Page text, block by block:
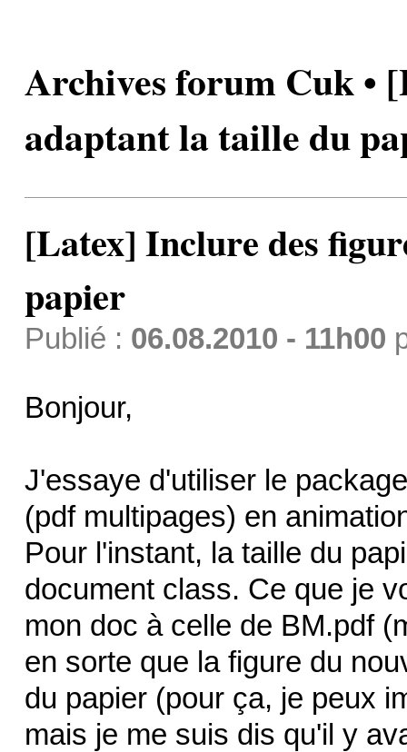
Archives forum Cuk •
adaptant la taille du
[Latex] Inclure des
papier
Publié : 06.08.2010 - 11h00
Bonjour,
J'essaye d'utiliser le
(pdf multipages) en
Pour l'instant, la taille du
document class. Ce que je
mon doc à celle de BM.pdf
en sorte que la figure du
du papier (pour ça, je peux
mais je me suis dis qu'il y